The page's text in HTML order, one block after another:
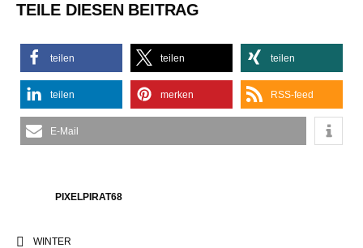
TEILE DIESEN BEITRAG
teilen teilen teilen
teilen merken RSS-feed
E-Mail
PIXELPIRAT68
WINTER